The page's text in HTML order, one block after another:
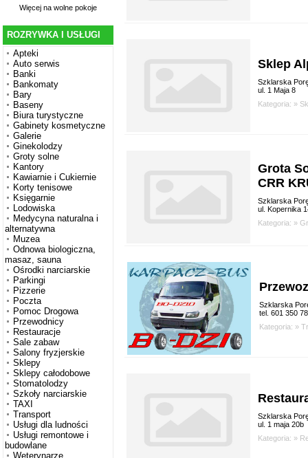
Więcej na wolne pokoje
ROZRYWKA I USŁUGI
Apteki
Auto serwis
Banki
Bankomaty
Bary
Baseny
Biura turystyczne
Gabinety kosmetyczne
Galerie
Ginekolodzy
Groty solne
Kantory
Kawiarnie i Cukiernie
Korty tenisowe
Księgarnie
Lodowiska
Medycyna naturalna i
alternatywna
Muzea
Odnowa biologiczna,
masaz, sauna
Ośrodki narciarskie
Parkingi
Pizzerie
Poczta
Pomoc Drogowa
Przewodnicy
Restauracje
Sale zabaw
Salony fryzjerskie
Sklepy
Sklepy całodobowe
Stomatolodzy
Szkoły narciarskie
TAXI
Transport
Usługi dla ludności
Usługi remontowe i
budowlane
Weterynarze
Sklep
Szklarska
ul. 1 Maja 8
Kategoria: »
Grota
CRR
Szklarska
ul. Kopernika
Kategoria: »
Szklarska
tel. 601 350
Kategoria: »
Szklarska
ul. 1 maja 20b
Kategoria: »